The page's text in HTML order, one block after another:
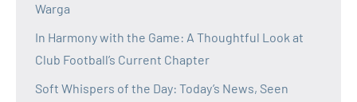
Warga
In Harmony with the Game: A Thoughtful Look at
Club Football’s Current Chapter
Soft Whispers of the Day: Today’s News, Seen